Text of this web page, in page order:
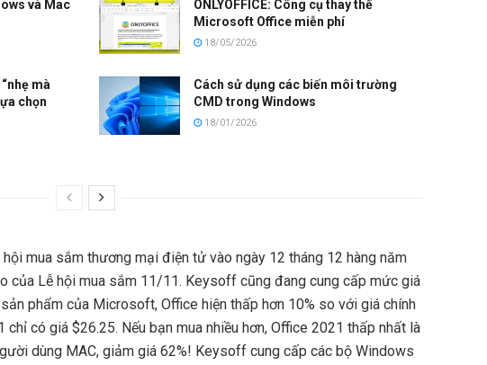
và Mac
ONLYOFFICE: Công cụ thay thế
Microsoft Office miễn phí
18/05/2026
mà
chọn
Cách sử dụng các biến môi trường
CMD trong Windows
18/01/2026
mua sắm thương mại điện tử vào ngày 12 tháng 12 hàng năm
của Lễ hội mua sắm 11/11. Keysoff cũng đang cung cấp mức giá
phẩm của Microsoft, Office hiện thấp hơn 10% so với giá chính
có giá $26.25. Nếu bạn mua nhiều hơn, Office 2021 thấp nhất là
dùng MAC, giảm giá 62%! Keysoff cung cấp các bộ Windows